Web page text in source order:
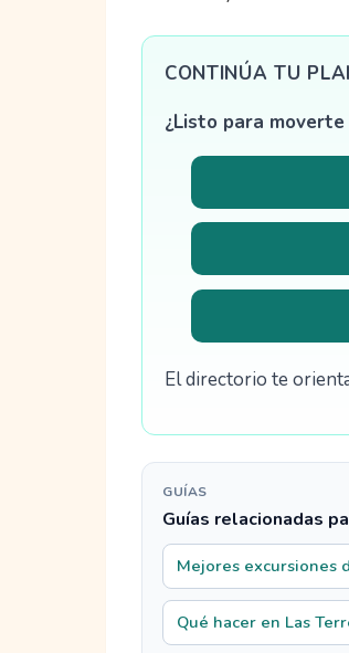
CONTINÚA TU
¿Listo para
El directorio te
GUÍAS
Guías relacionadas
Mejores excursiones
Qué hacer en Las